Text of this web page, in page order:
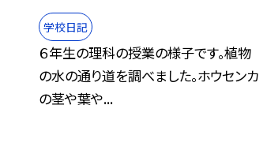
学校日記
６年生の理科の授業の様子です。植物
の水の通り道を調べました。ホウセンカ
の茎や葉や...